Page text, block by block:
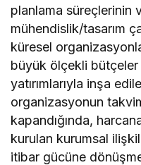
planlama süreçlerinin
mühendislik/tasarım
küresel
büyük ölçekli bütçeler
yatırımlarıyla inşa
organizasyonun
kapandığında,
kurulan kurumsal
itibar gücüne